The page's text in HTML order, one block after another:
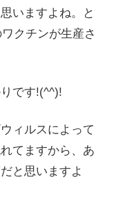
いますよね。と
クチンが生産さ
です!(^^)!
ィルスによって
てますから、あ
と思いますよ